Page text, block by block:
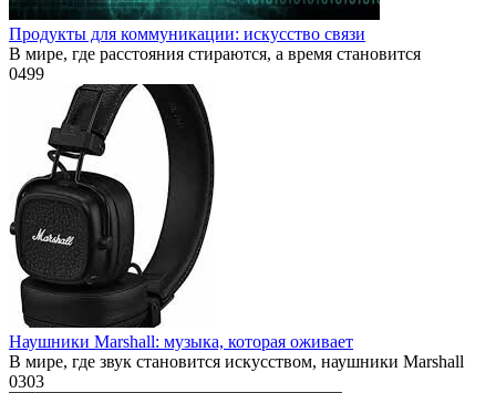
Продукты для коммуникации: искусство связи
В мире, где расстояния стираются, а время становится
0499
Наушники Marshall: музыка, которая оживает
В мире, где звук становится искусством, наушники Marshall
0303